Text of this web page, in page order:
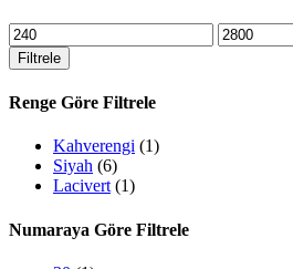
En
düşük
fiyat
En
yüksek
Filtrele
Renge Göre Filtrele
Kahverengi (1)
Siyah (6)
Lacivert (1)
Numaraya Göre Filtrele